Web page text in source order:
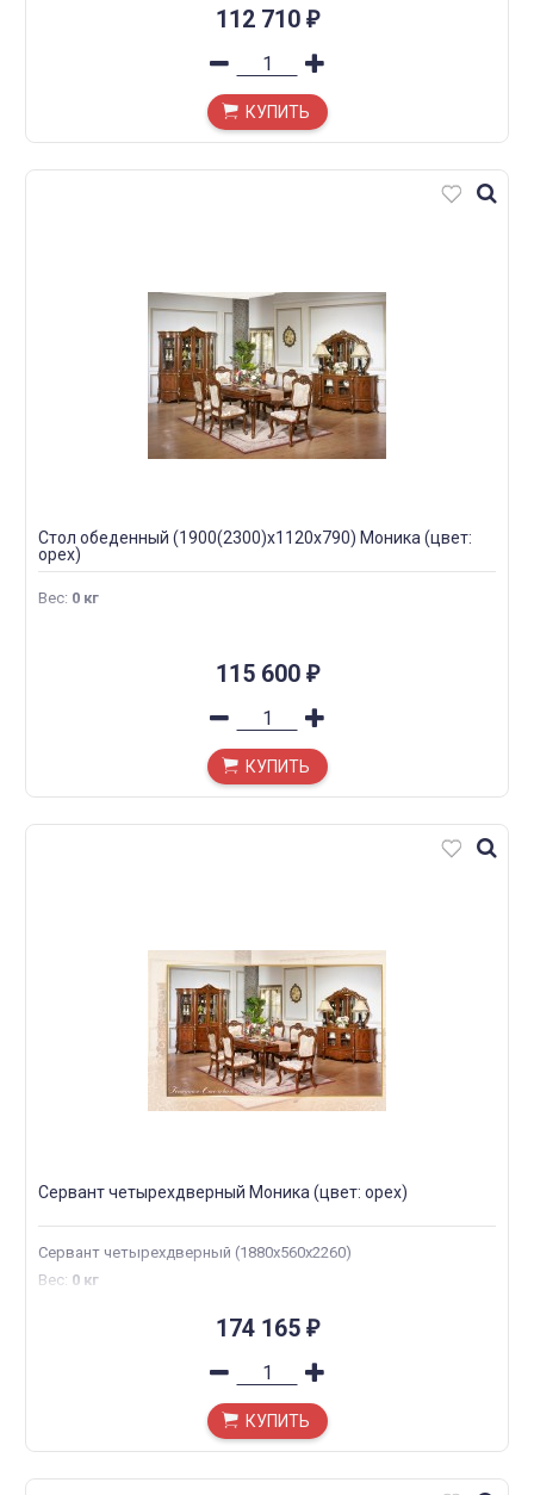
112 710 ₽
КУПИТЬ
Стол обеденный (1900(2300)х1120х790) Моника (цвет:
орех)
Вес: 0 кг
115 600 ₽
КУПИТЬ
Сервант четырехдверный Моника (цвет: орех)
Сервант четырехдверный (1880х560х2260)
Вес: 0 кг
174 165 ₽
КУПИТЬ